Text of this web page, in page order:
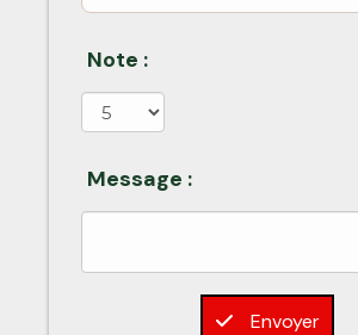
Note :
Message :
Envoyer